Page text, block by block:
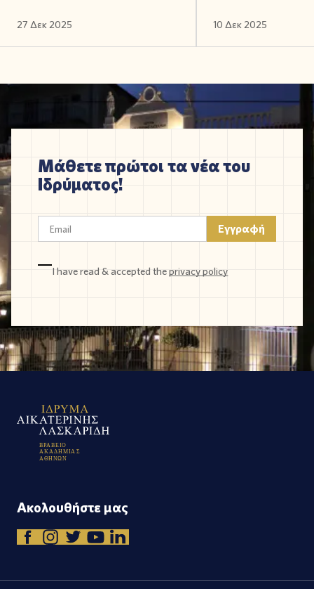
27 Δεκ 2025 10 Δεκ 2025
Μάθετε πρώτοι τα νέα του
Ιδρύματος!
I have read & accepted theprivacy policy
ΒΡΑΒΕΙΟ
ΑΚΑΔΗΜΙΑ Σ
Α ΘΗΝΩΝ
Ακολουθήστε μας